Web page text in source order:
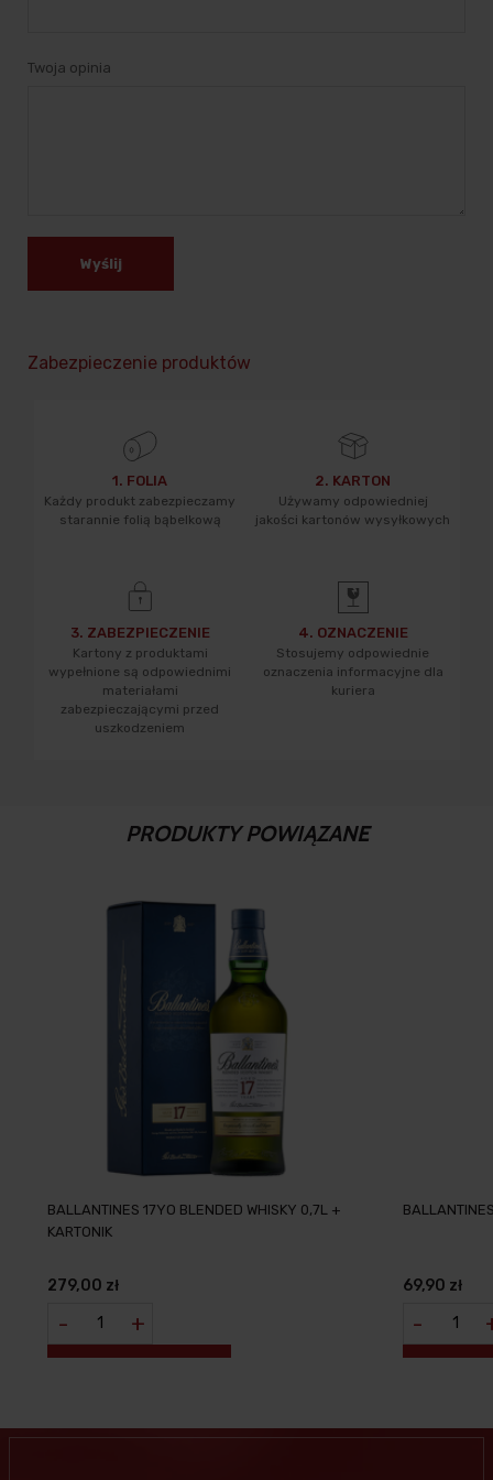
Twoja opinia
Wyślij
Zabezpieczenie produktów
1. FOLIA
Każdy produkt zabezpieczamy
starannie folią bąbelkową
2. KARTON
Używamy odpowiedniej
jakości kartonów wysyłkowych
3. ZABEZPIECZENIE
Kartony z produktami
wypełnione są odpowiednimi
materiałami
zabezpieczającymi przed
uszkodzeniem
4. OZNACZENIE
Stosujemy odpowiednie
oznaczenia informacyjne dla
kuriera
PRODUKTY POWIĄZANE
BALLANTINES 17YO BLENDED WHISKY 0,7L +
KARTONIK
279,00 zł
- +
69,90 zł
-